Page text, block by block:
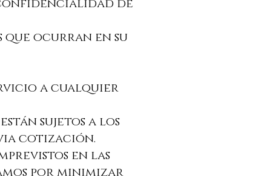
de
que ocurran en su
a cualquier
sujetos a los
cotización.
en las
por minimizar